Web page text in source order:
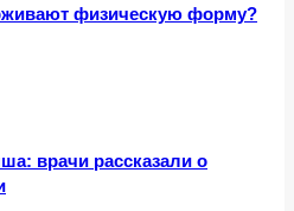
физическую форму?
врачи рассказали о